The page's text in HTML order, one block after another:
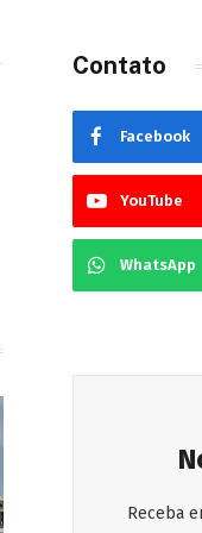
Contato
Facebook
YouTube
WhatsApp
Receba